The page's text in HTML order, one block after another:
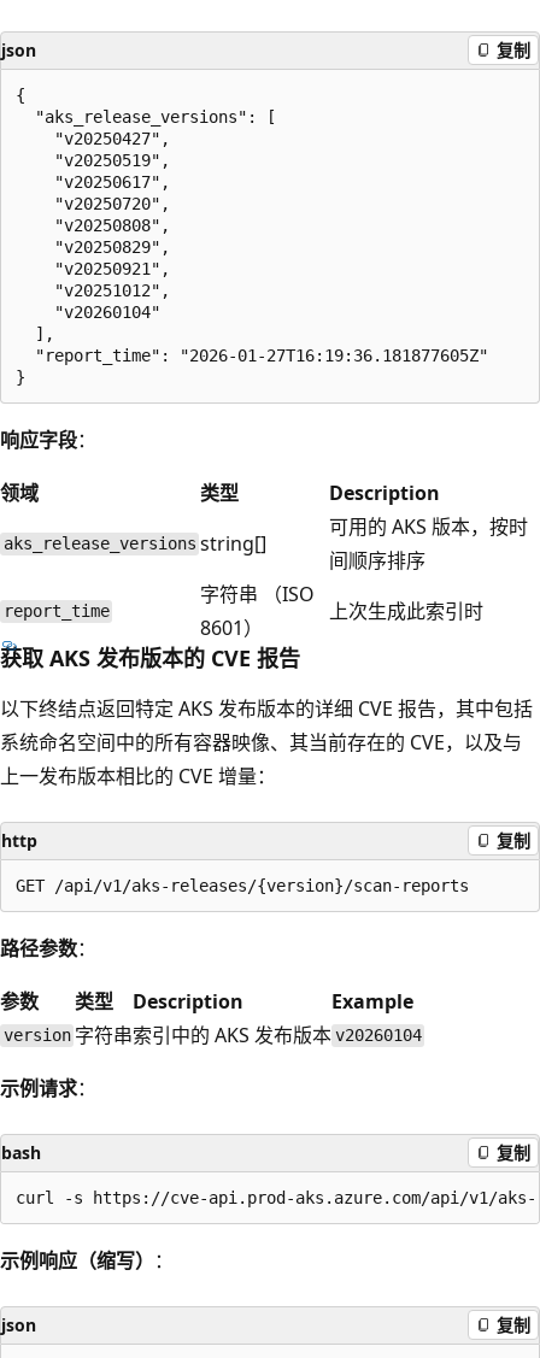
json 复制
{
  "aks_release_versions": [
    "v20250427",
    "v20250519",
    "v20250617",
    "v20250720",
    "v20250808",
    "v20250829",
    "v20250921",
    "v20251012",
    "v20260104"
  ],
  "report_time": "2026-01-27T16:19:36.181877605Z"
响应字段：
领域
类型 Description
aks_release_versions string[]
可用的 AKS 版本，按时
间顺序排序
report_time
字符串 （ISO
8601）
上次生成此索引时
获取 AKS 发布版本的 CVE 报告
以下终结点返回特定 AKS 发布版本的详细 CVE 报告，其中包括
系统命名空间中的所有容器映像、其当前存在的 CVE，以及与
上一发布版本相比的 CVE 增量：
http 复制
路径参数：
参数
类型 Description Example
version 字符串索引中的 AKS 发布版本v20260104
示例请求：
bash 复制
示例响应（缩写） ：
json 复制